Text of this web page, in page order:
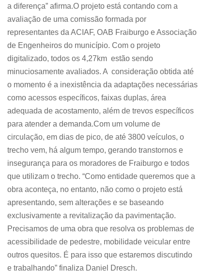
a diferença” afirma.O projeto está contando com a
avaliação de uma comissão formada por
representantes da ACIAF, OAB Fraiburgo e Associação
de Engenheiros do município. Com o projeto
digitalizado, todos os 4,27km estão sendo
minuciosamente avaliados. A consideração obtida até
o momento é a inexistência da adaptações necessárias
como acessos específicos, faixas duplas, área
adequada de acostamento, além de trevos específicos
para atender a demanda.Com um volume de
circulação, em dias de pico, de até 3800 veículos, o
trecho vem, há algum tempo, gerando transtornos e
insegurança para os moradores de Fraiburgo e todos
que utilizam o trecho. “Como entidade queremos que a
obra aconteça, no entanto, não como o projeto está
apresentando, sem alterações e se baseando
exclusivamente a revitalização da pavimentação.
Precisamos de uma obra que resolva os problemas de
acessibilidade de pedestre, mobilidade veicular entre
outros quesitos. É para isso que estaremos discutindo
e trabalhando” finaliza Daniel Dresch.